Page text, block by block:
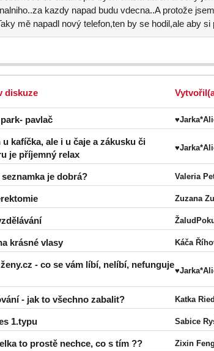
kazdy napad budu vdecna..A protože
mě napadl nový telefon,ten by se hodil,ale aby
diskuze
pavlač
u kafíčka, ale i u čaje a zákusku či
je příjemný relax
je dobrá? Valeria
Zuzana
krásné vlasy Káča
- co se vám líbí, nelíbí, nefunguje
- jak to všechno zabalit? Katka
1.typu Sabice
to prostě nechce, co s tím ?? Zixin Feng